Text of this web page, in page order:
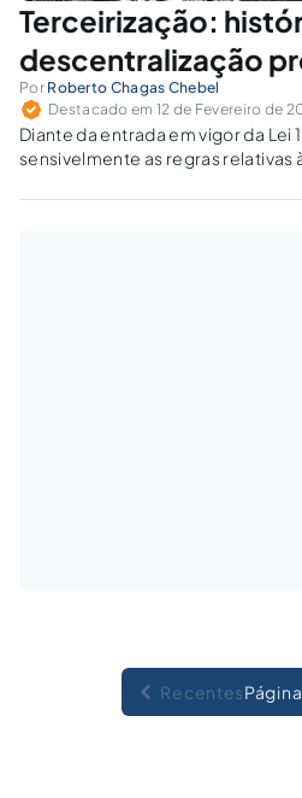
Terceirização:
descentralização
Por Roberto Chagas Chebel
Destacado em 12 de Fevereiro de
Diante da entrada em vigor da Lei
sensivelmente as regras relativas
necessário analisar as alterações
RecentesPágina